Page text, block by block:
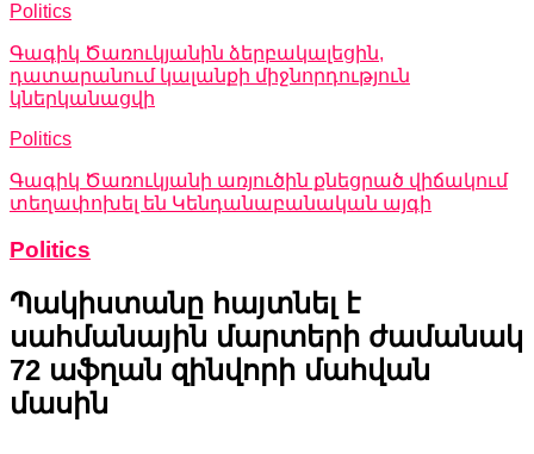
Politics
Գագիկ Ծառուկյանին ձերբակալեցին,
դատարանում կալանքի միջնորդություն
կներկանացվի
Politics
Գագիկ Ծառուկյանի առյուծին քնեցրած վիճակում
տեղափոխել են Կենդանաբանական այգի
Politics
Պակիստանը հայտնել է
սահմանային մարտերի ժամանակ
72 աֆղան զինվորի մահվան
մասին